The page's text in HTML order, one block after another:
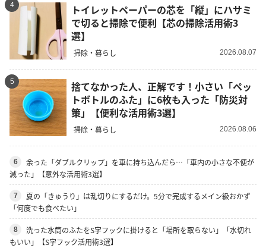
4
トイレットペーパーの芯を「縦」にハサミ
で切ると掃除で便利【芯の掃除活用術3
選】
掃除・暮らし 2026.08.07
5
捨てなかった人、正解です！小さい「ペッ
トボトルのふた」に6枚も入った「防災対
策」【便利な活用術3選】
掃除・暮らし 2026.08.06
6
余った「ダブルクリップ」を車に持ち込んだら…「車内の小さな不便が
減った」【意外な活用術3選】
7
夏の「きゅうり」は乱切りにするだけ。5分で完成するメイン級おかず
「何度でも食べたい」
8
洗った水筒のふたをS字フックに掛けると「場所を取らない」「水切れ
もいい」【S字フック活用術3選】